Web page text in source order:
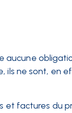
aucune
ils ne sont, en
et factures du